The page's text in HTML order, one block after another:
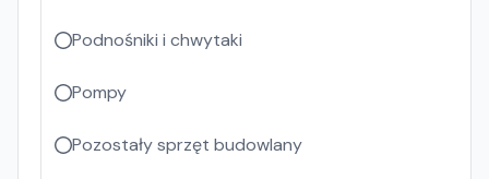
Podnośniki i chwytaki
Pompy
Pozostały sprzęt budowlany